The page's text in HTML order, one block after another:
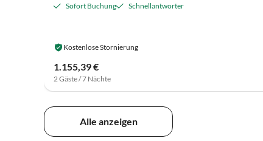
Sofort Buchung Schnellantworter
Kostenlose Stornierung
1.155,39 €
2 Gäste / 7 Nächte
Alle anzeigen